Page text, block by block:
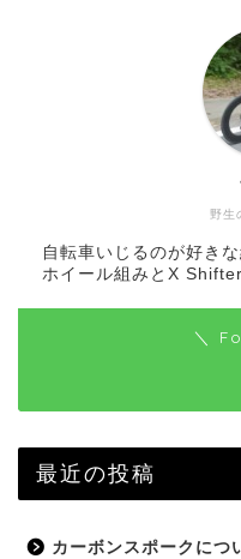
野生
自転車いじるのが好き
ホイール組みとX
＼
最近の投稿
カーボンスポークにつ